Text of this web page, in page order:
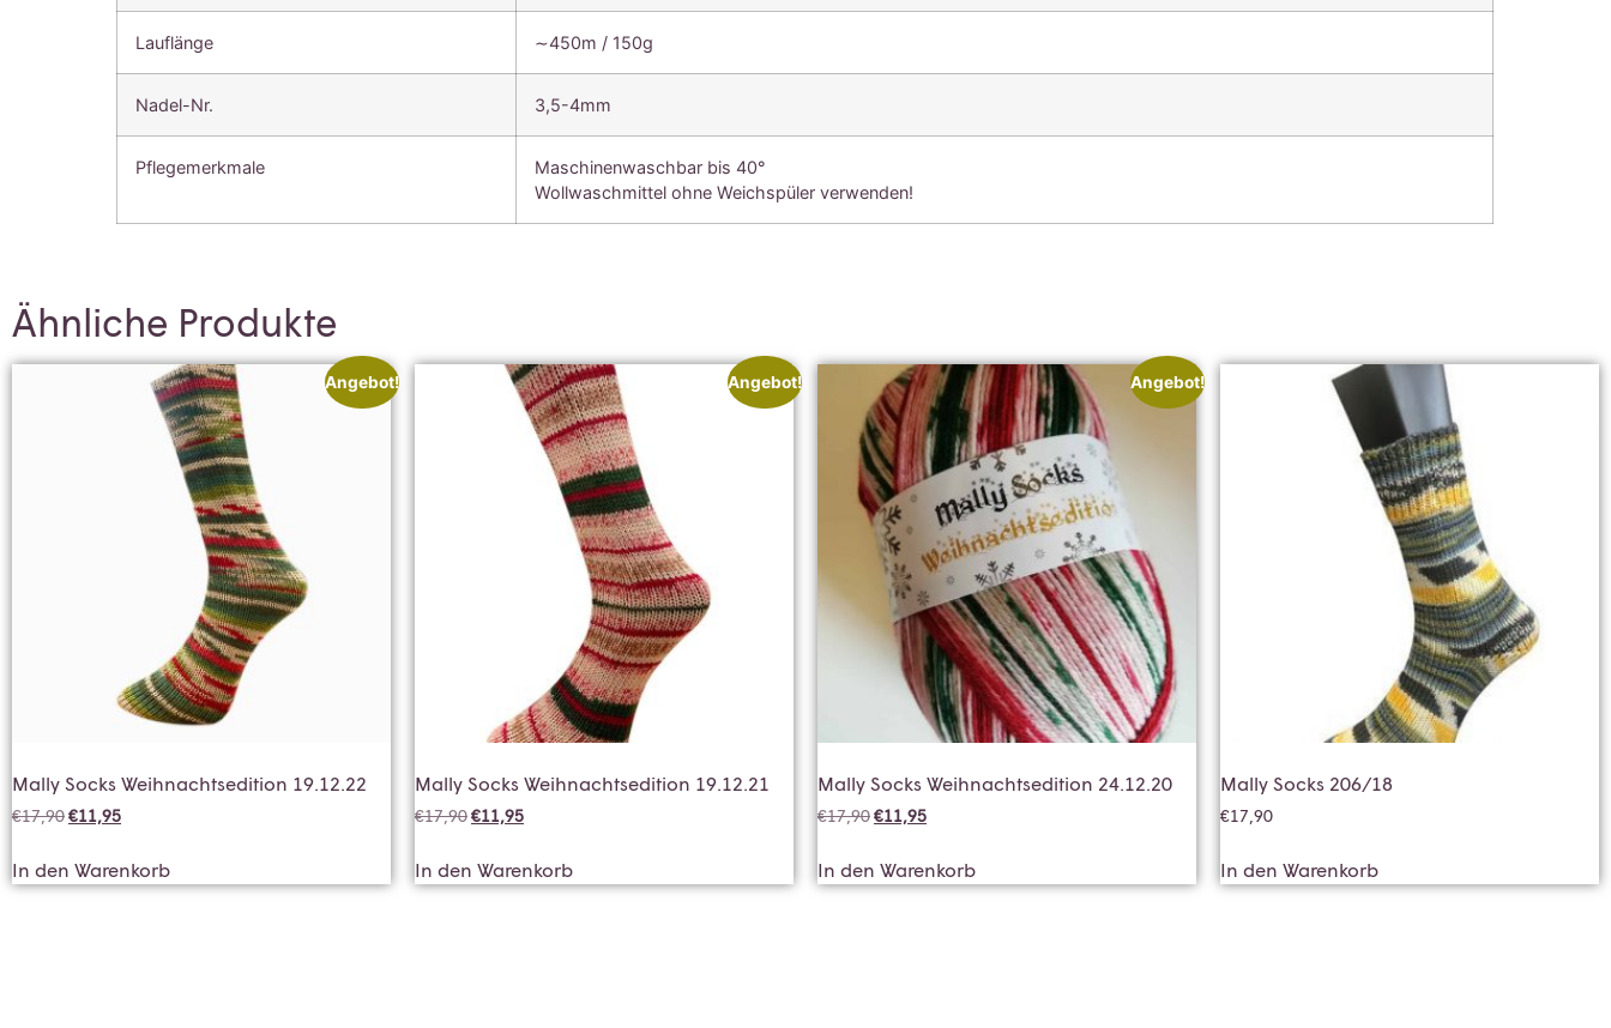
Lauflänge ∼450m / 150g
Nadel-Nr. 3,5-4mm
Pflegemerkmale
Maschinenwaschbar bis 40°
Wollwaschmittel ohne Weichspüler verwenden!
Ähnliche Produkte
Angebot!
Mally Socks Weihnachtsedition 19.12.22
€17,90€11,95
In den Warenkorb
Angebot!
Mally Socks Weihnachtsedition 19.12.21
€17,90€11,95
In den Warenkorb
Angebot!
Mally Socks Weihnachtsedition 24.12.20
€17,90€11,95
In den Warenkorb
Mally Socks 206/18
€17,90
In den Warenkorb